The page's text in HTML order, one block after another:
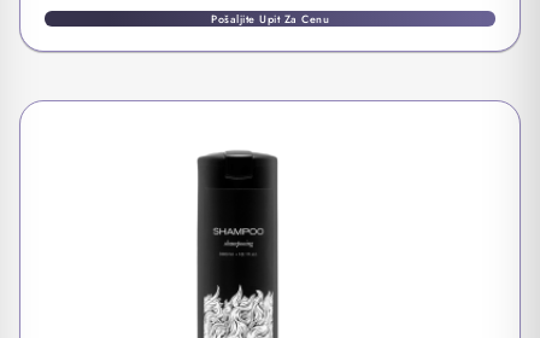
Pošaljite Upit Za Cenu